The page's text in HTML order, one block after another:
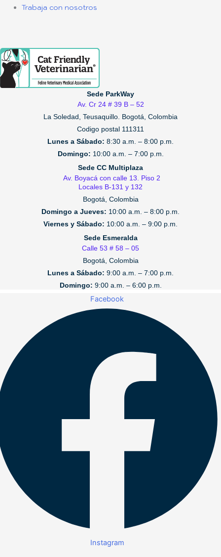
Trabaja con nosotros
Sede ParkWay
Av. Cr 24 # 39 B – 52
La Soledad, Teusaquillo. Bogotá, Colombia
Codigo postal 111311
Lunes a Sábado: 8:30 a.m. – 8:00 p.m.
Domingo: 10:00 a.m. – 7:00 p.m.
Sede CC Multiplaza
Av. Boyacá con calle 13. Piso 2
Locales B-131 y 132
Bogotá, Colombia
Domingo a Jueves: 10:00 a.m. – 8:00 p.m.
Viernes y Sábado: 10:00 a.m. – 9:00 p.m.
Sede Esmeralda
Calle 53 # 58 – 05
Bogotá, Colombia
Lunes a Sábado: 9:00 a.m. – 7:00 p.m.
Domingo: 9:00 a.m. – 6:00 p.m.
Facebook
Instagram